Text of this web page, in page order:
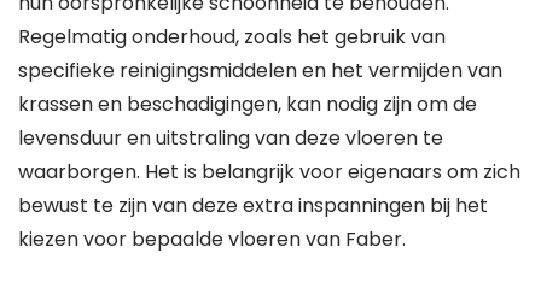
Regelmatig onderhoud, zoals het gebruik van
specifieke reinigingsmiddelen en het vermijden van
krassen en beschadigingen, kan nodig zijn om de
levensduur en uitstraling van deze vloeren te
waarborgen. Het is belangrijk voor eigenaars om zich
bewust te zijn van deze extra inspanningen bij het
kiezen voor bepaalde vloeren van Faber.